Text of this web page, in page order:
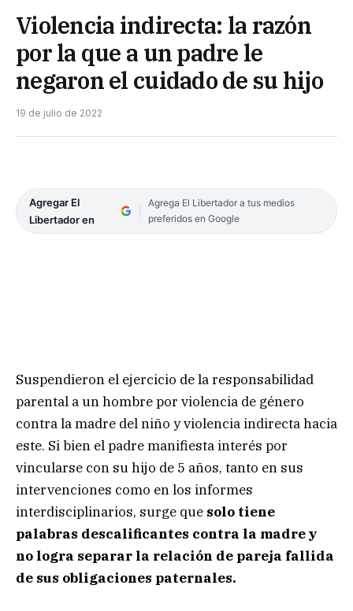
Violencia indirecta: la razón
por la que a un padre le
negaron el cuidado de su hijo
19 de julio de 2022
Agregar El
Libertador en
Agrega El Libertador a tus medios
preferidos en Google
Suspendieron el ejercicio de la responsabilidad
parental a un hombre por violencia de género
contra la madre del niño y violencia indirecta hacia
este. Si bien el padre manifiesta interés por
vincularse con su hijo de 5 años, tanto en sus
intervenciones como en los informes
interdisciplinarios, surge que solo tiene
palabras descalificantes contra la madre y
no logra separar la relación de pareja fallida
de sus obligaciones paternales.